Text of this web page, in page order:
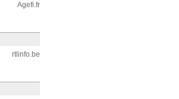
Agefi.fr
rtlinfo.be